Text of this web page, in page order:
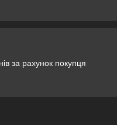
за рахунок покупця